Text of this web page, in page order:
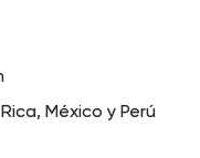
México y Perú